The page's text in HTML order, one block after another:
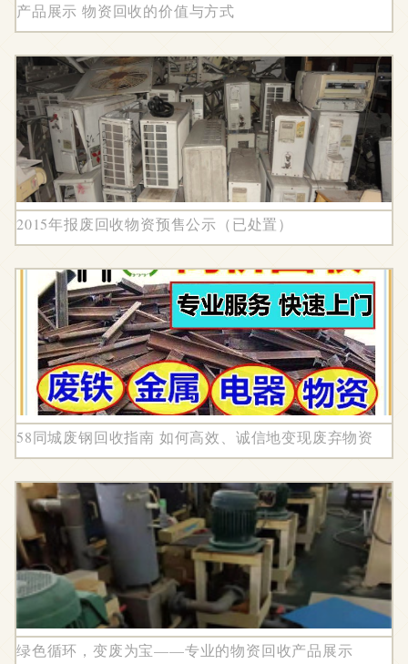
产品展示 物资回收的价值与方式
2015年报废回收物资预售公示（已处置）
58同城废钢回收指南 如何高效、诚信地变现废弃物资
绿色循环，变废为宝——专业的物资回收产品展示